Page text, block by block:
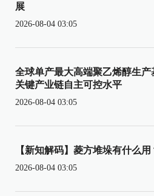
展
2026-08-04 03:05
全球单产最大高端聚乙烯醇生
关键产业链自主可控水平
2026-08-04 03:05
【新知解码】菱方堆垛有什么用
2026-08-04 03:05